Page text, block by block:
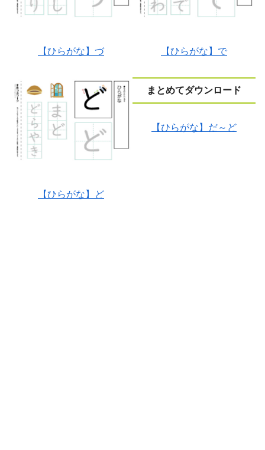
【ひらがな】づ
【ひらがな】ど
【ひらがな】で
まとめてダウンロード
【ひらがな】だ～ど